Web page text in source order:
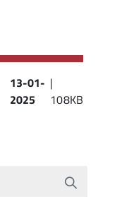
13-01-
2025
|
108KB